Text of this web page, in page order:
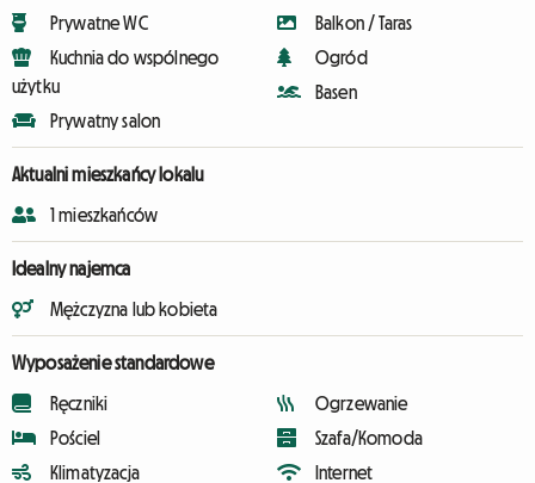
Prywatne WC
Kuchnia do wspólnego
użytku
Prywatny salon
Balkon / Taras
Ogród
Basen
Aktualni mieszkańcy lokalu
1 mieszkańców
Idealny najemca
Mężczyzna lub kobieta
Wyposażenie standardowe
Ręczniki
Pościel
Klimatyzacja
Ogrzewanie
Szafa/Komoda
Internet